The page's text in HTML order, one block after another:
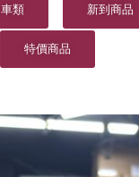
車類 新到商品
特價商品